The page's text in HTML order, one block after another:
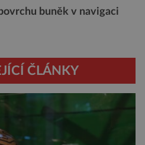
buněk v navigaci
ČLÁNKY